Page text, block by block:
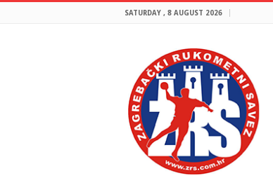
SATURDAY , 8 AUGUST 2026